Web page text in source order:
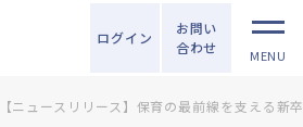
ログイン
お問い
合わせ
MENU
【ニュースリリース】保育の最前線を支える